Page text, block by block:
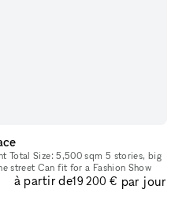
volumes Raw Space Frontage on the street Can fit for a Fashion Show
à partir de19 200 € par jour